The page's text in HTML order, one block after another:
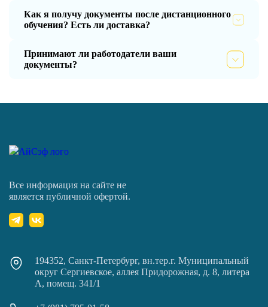
Как я получу документы после дистанционного
обучения? Есть ли доставка?
Принимают ли работодатели ваши
документы?
Все информация на сайте не
является публичной офертой.
194352, Санкт-Петербург, вн.тер.г. Муниципальный
округ Сергиевское, аллея Придорожная, д. 8, литера
А, помещ. 341/1